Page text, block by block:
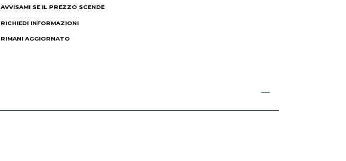
AVVISAMI SE IL PREZZO SCENDE
RICHIEDI INFORMAZIONI
RIMANI AGGIORNATO